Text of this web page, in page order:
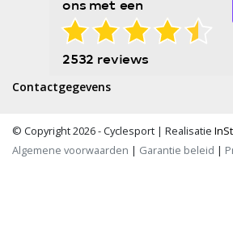
Contactgegevens
© Copyright 2026 - Cyclesport | Realisatie
Algemene voorwaarden | Garantie beleid |